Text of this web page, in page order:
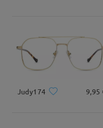
Deje
Judy174 9,95